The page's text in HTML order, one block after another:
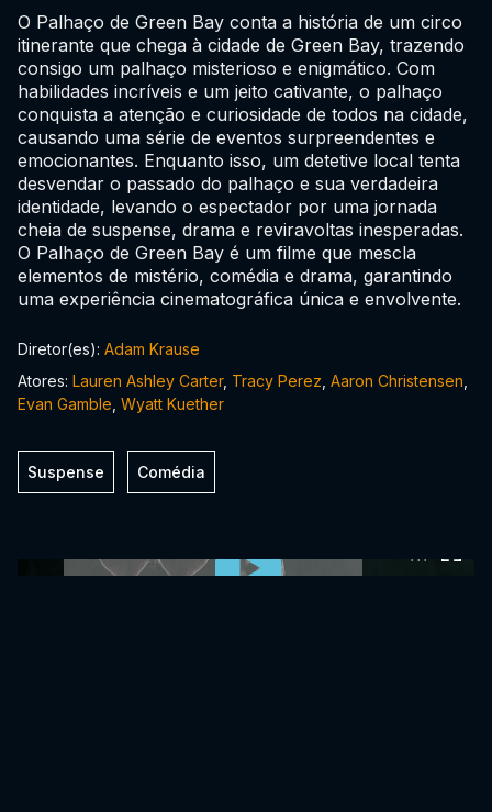
O Palhaço de Green Bay conta a história de um circo
itinerante que chega à cidade de Green Bay, trazendo
consigo um palhaço misterioso e enigmático. Com
habilidades incríveis e um jeito cativante, o palhaço
conquista a atenção e curiosidade de todos na cidade,
causando uma série de eventos surpreendentes e
emocionantes. Enquanto isso, um detetive local tenta
desvendar o passado do palhaço e sua verdadeira
identidade, levando o espectador por uma jornada
cheia de suspense, drama e reviravoltas inesperadas.
O Palhaço de Green Bay é um filme que mescla
elementos de mistério, comédia e drama, garantindo
uma experiência cinematográfica única e envolvente.
Diretor(es): Adam Krause
Atores: Lauren Ashley Carter, Tracy Perez Aaron Christensen
Evan Gamble Wyatt Kuether
Suspense Comédia